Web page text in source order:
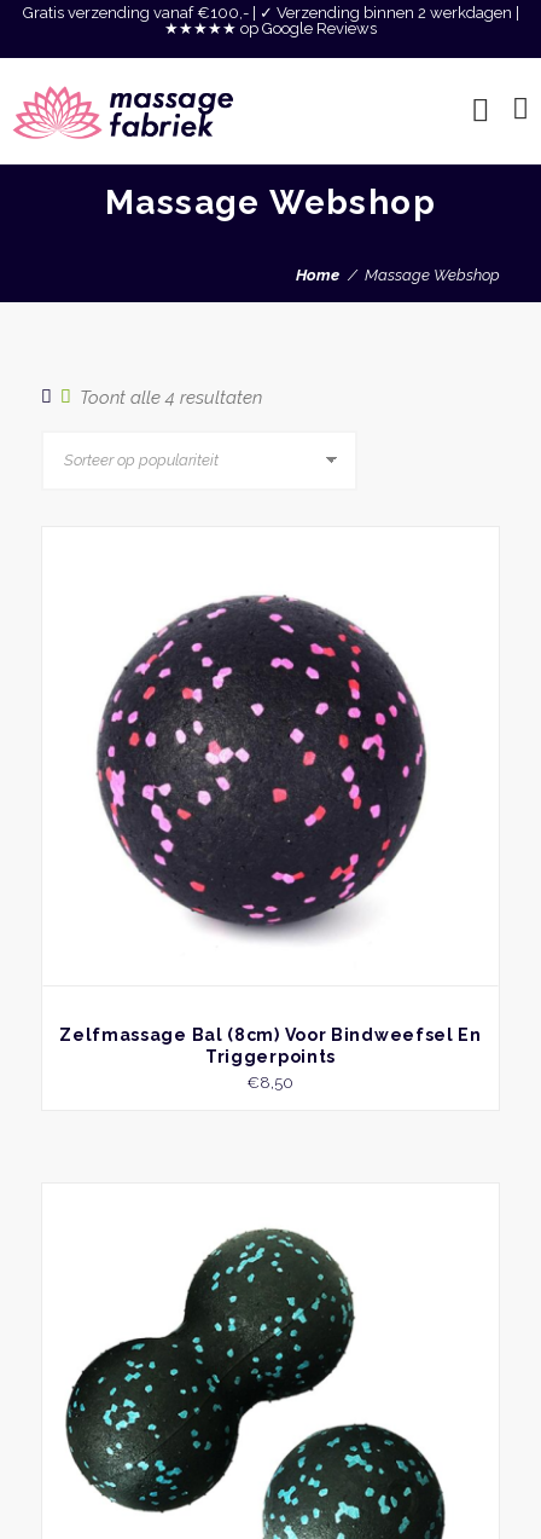
Gratis verzending vanaf €100,- | ✓ Verzending binnen 2 werkdagen |
★★★★★ op Google Reviews
Massage Webshop
Home Massage Webshop
Toont alle 4 resultatenGesorteerd
populariteit
BEKIJK
Zelfmassage Bal (8cm) Voor Bindweefsel En
Triggerpoints
€8,50